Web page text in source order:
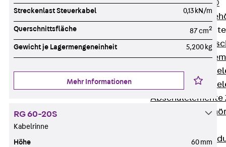
RAPIDOBAT®
Schalrohre
Zurück
Abschalelemente
Streckenlast Steuerkabel 0,13 kN/m
Querschnittsfläche 87 cm2
Gewicht je Lagermengeneinheit 5,200 kg
Mehr Informationen
RG 60-20S
Kabelrinne
Höhe 60 mm